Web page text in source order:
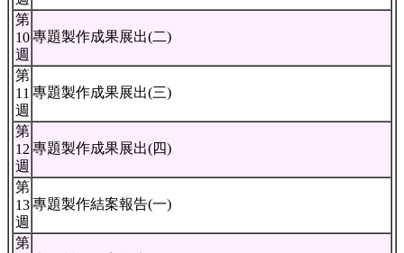
第
10
週
專題製作成果展出(二)
第
11
週
專題製作成果展出(三)
第
12
週
專題製作成果展出(四)
第
13
週
專題製作結案報告(一)
第